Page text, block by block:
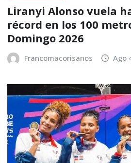
Liranyi Alonso vuela
récord en los 100
Domingo 2026
Francomacorisanos Ago